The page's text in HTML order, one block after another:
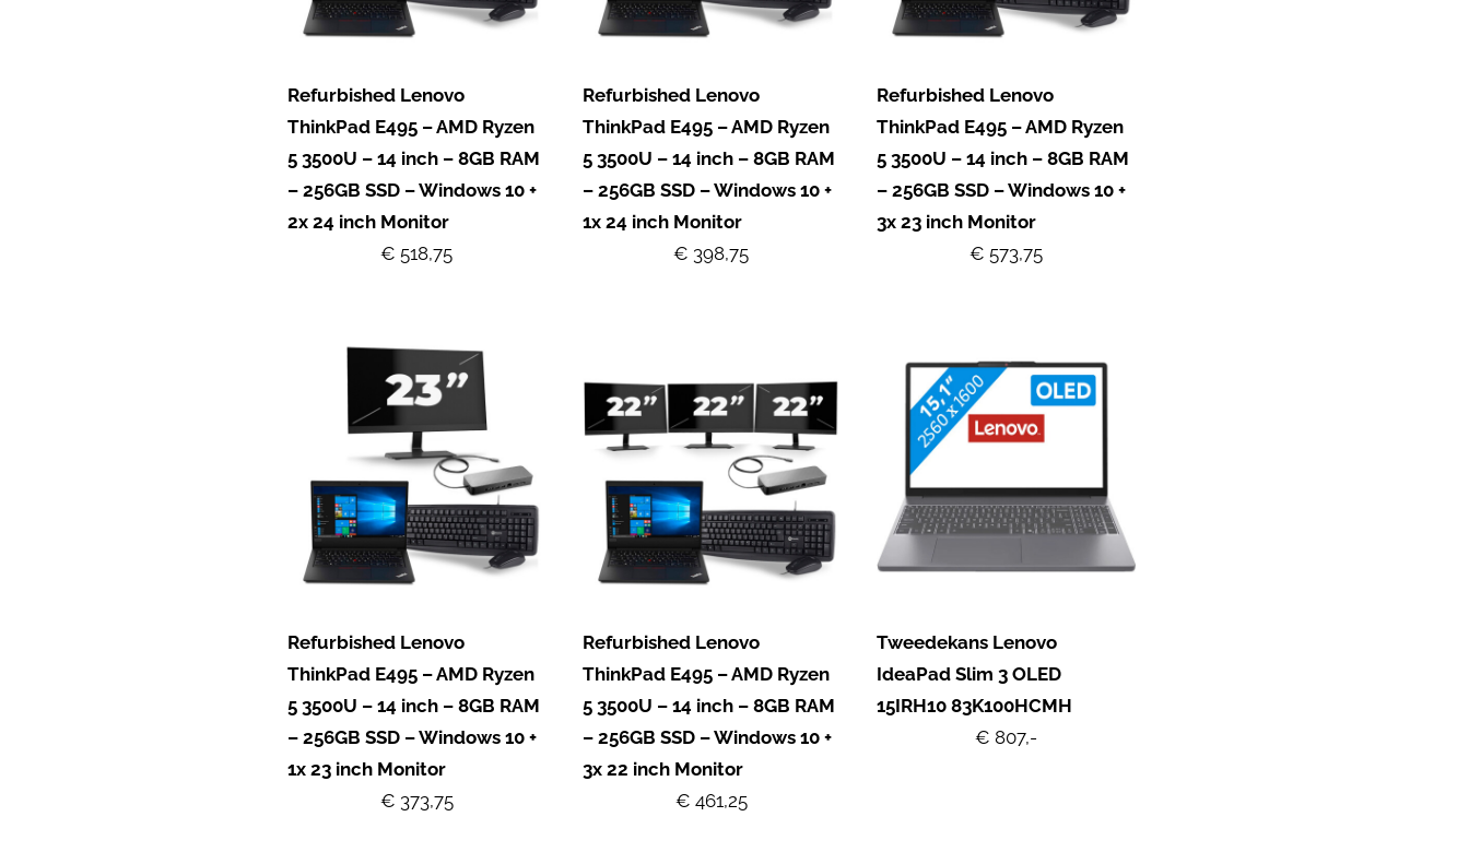
Refurbished Lenovo
ThinkPad E495 – AMD Ryzen
5 3500U – 14 inch – 8GB RAM
– 256GB SSD – Windows 10 +
2x 24 inch Monitor
€ 518,75
Refurbished Lenovo
ThinkPad E495 – AMD Ryzen
5 3500U – 14 inch – 8GB RAM
– 256GB SSD – Windows 10 +
1x 24 inch Monitor
€ 398,75
Refurbished Lenovo
ThinkPad E495 – AMD Ryzen
5 3500U – 14 inch – 8GB RAM
– 256GB SSD – Windows 10 +
3x 23 inch Monitor
€ 573,75
Refurbished Lenovo
ThinkPad E495 – AMD Ryzen
5 3500U – 14 inch – 8GB RAM
– 256GB SSD – Windows 10 +
1x 23 inch Monitor
€ 373,75
Refurbished Lenovo
ThinkPad E495 – AMD Ryzen
5 3500U – 14 inch – 8GB RAM
– 256GB SSD – Windows 10 +
3x 22 inch Monitor
€ 461,25
Tweedekans Lenovo
IdeaPad Slim 3 OLED
15IRH10 83K100HCMH
€ 807,-